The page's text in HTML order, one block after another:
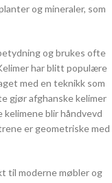
og mineraler, som
og brukes ofte
har blitt populære
med en teknikk som
gjør afghanske kelimer
blir håndvevd
er geometriske med
til moderne møbler og